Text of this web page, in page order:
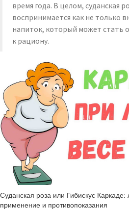
время года. В целом, суданская
воспринимается как не только
напиток, который может стать
к рациону.
Суданская роза или Гибискус
применение и противопоказания